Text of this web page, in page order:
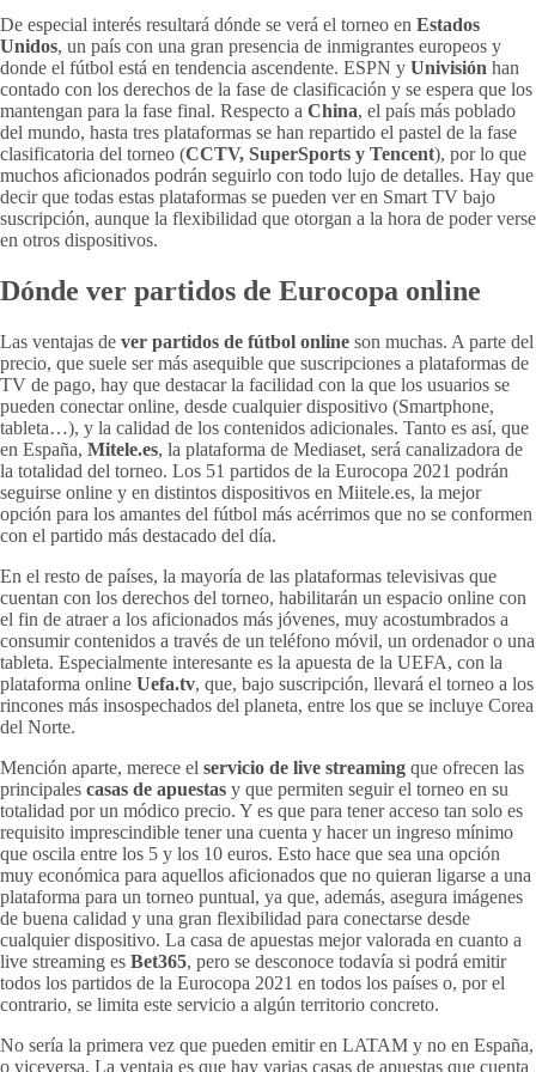
De especial interés resultará dónde se verá el torneo en Estados
Unidos, un país con una gran presencia de inmigrantes europeos y
donde el fútbol está en tendencia ascendente. ESPN y Univisión han
contado con los derechos de la fase de clasificación y se espera que los
mantengan para la fase final. Respecto a China, el país más poblado
del mundo, hasta tres plataformas se han repartido el pastel de la fase
clasificatoria del torneo (CCTV, SuperSports y Tencent), por lo que
muchos aficionados podrán seguirlo con todo lujo de detalles. Hay que
decir que todas estas plataformas se pueden ver en Smart TV bajo
suscripción, aunque la flexibilidad que otorgan a la hora de poder verse
en otros dispositivos.
Dónde ver partidos de Eurocopa online
Las ventajas de ver partidos de fútbol online son muchas. A parte del
precio, que suele ser más asequible que suscripciones a plataformas de
TV de pago, hay que destacar la facilidad con la que los usuarios se
pueden conectar online, desde cualquier dispositivo (Smartphone,
tableta…), y la calidad de los contenidos adicionales. Tanto es así, que
en España, Mitele.es, la plataforma de Mediaset, será canalizadora de
la totalidad del torneo. Los 51 partidos de la Eurocopa 2021 podrán
seguirse online y en distintos dispositivos en Miitele.es, la mejor
opción para los amantes del fútbol más acérrimos que no se conformen
con el partido más destacado del día.
En el resto de países, la mayoría de las plataformas televisivas que
cuentan con los derechos del torneo, habilitarán un espacio online con
el fin de atraer a los aficionados más jóvenes, muy acostumbrados a
consumir contenidos a través de un teléfono móvil, un ordenador o una
tableta. Especialmente interesante es la apuesta de la UEFA, con la
plataforma online Uefa.tv, que, bajo suscripción, llevará el torneo a los
rincones más insospechados del planeta, entre los que se incluye Corea
del Norte.
Mención aparte, merece el servicio de live streaming que ofrecen las
principales casas de apuestas y que permiten seguir el torneo en su
totalidad por un módico precio. Y es que para tener acceso tan solo es
requisito imprescindible tener una cuenta y hacer un ingreso mínimo
que oscila entre los 5 y los 10 euros. Esto hace que sea una opción
muy económica para aquellos aficionados que no quieran ligarse a una
plataforma para un torneo puntual, ya que, además, asegura imágenes
de buena calidad y una gran flexibilidad para conectarse desde
cualquier dispositivo. La casa de apuestas mejor valorada en cuanto a
live streaming es Bet365, pero se desconoce todavía si podrá emitir
todos los partidos de la Eurocopa 2021 en todos los países o, por el
contrario, se limita este servicio a algún territorio concreto.
No sería la primera vez que pueden emitir en LATAM y no en España,
o viceversa. La ventaja es que hay varias casas de apuestas que cuenta